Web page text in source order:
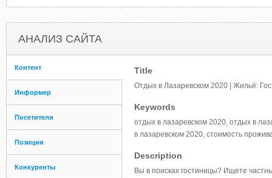
АНАЛИЗ САЙТА
Контент
Информер
Посетители
Позиции
Конкуренты
Title
Отдых в Лазаревском 2020 | Жильё:
Keywords
отдых в лазаревском 2020, отдых в
в лазаревском 2020, стоимость
Description
Вы в поисках гостиницы? Ищете